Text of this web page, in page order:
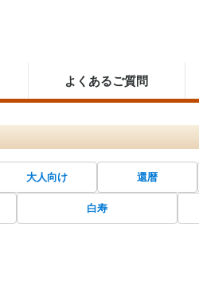
よくあるご質問
大人向け 還暦
白寿